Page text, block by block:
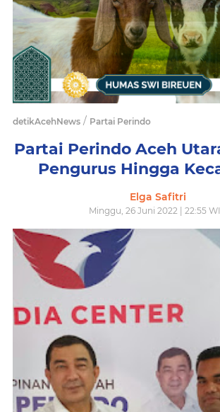
detikAcehNews / Partai Perindo
Partai Perindo Aceh
Pengurus Hingga
Elga Safitri
Minggu, 26 Juni 2022 | 22:55